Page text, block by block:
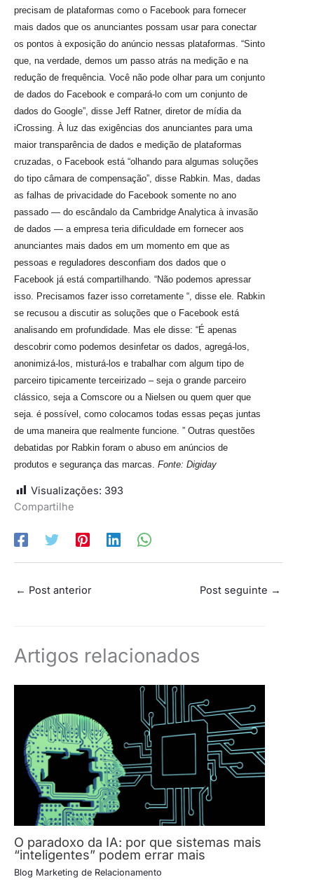
precisam de plataformas como o Facebook para fornecer
mais dados que os anunciantes possam usar para conectar
os pontos à exposição do anúncio nessas plataformas. “Sinto
que, na verdade, demos um passo atrás na medição e na
redução de frequência. Você não pode olhar para um conjunto
de dados do Facebook e compará-lo com um conjunto de
dados do Google”, disse Jeff Ratner, diretor de mídia da
iCrossing. À luz das exigências dos anunciantes para uma
maior transparência de dados e medição de plataformas
cruzadas, o Facebook está “olhando para algumas soluções
do tipo câmara de compensação”, disse Rabkin. Mas, dadas
as falhas de privacidade do Facebook somente no ano
passado — do escândalo da Cambridge Analytica à invasão
de dados — a empresa teria dificuldade em fornecer aos
anunciantes mais dados em um momento em que as
pessoas e reguladores desconfiam dos dados que o
Facebook já está compartilhando. “Não podemos apressar
isso. Precisamos fazer isso corretamente “, disse ele. Rabkin
se recusou a discutir as soluções que o Facebook está
analisando em profundidade. Mas ele disse: “É apenas
descobrir como podemos desinfetar os dados, agregá-los,
anonimizá-los, misturá-los e trabalhar com algum tipo de
parceiro tipicamente terceirizado – seja o grande parceiro
clássico, seja a Comscore ou a Nielsen ou quem quer que
seja. é possível, como colocamos todas essas peças juntas
de uma maneira que realmente funcione. ” Outras questões
debatidas por Rabkin foram o abuso em anúncios de
produtos e segurança das marcas. Fonte: Digiday
Visualizações: 393
Compartilhe
← Post anterior Post seguinte →
Artigos relacionados
O paradoxo da IA: por que sistemas mais
“inteligentes” podem errar mais
Blog Marketing de Relacionamento